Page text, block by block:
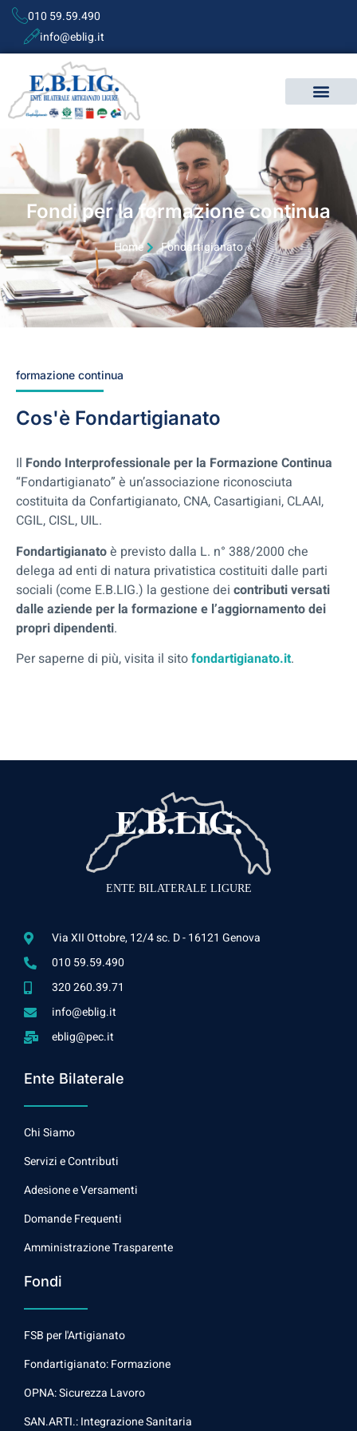
010 59.59.490
info@eblig.it
Fondi per la formazione continua
Home Fondartigianato
formazione continua
Cos'è Fondartigianato
Il Fondo Interprofessionale per la Formazione Continua
“Fondartigianato” è un’associazione riconosciuta
costituita da Confartigianato, CNA, Casartigiani, CLAAI,
CGIL, CISL, UIL.
Fondartigianatoè previsto dalla L. n° 388/2000 che
delega ad enti di natura privatistica costituiti dalle parti
sociali (come E.B.LIG.) la gestione dei contributi versati
dalle aziende per la formazione e l’aggiornamento dei
propri dipendenti.
Per saperne di più, visita il sitofondartigianato.it.
ENTE BILATERALE LIGURE
Via XII Ottobre, 12/4 sc. D - 16121 Genova
010 59.59.490
320 260.39.71
info@eblig.it
eblig@pec.it
Ente Bilaterale
Chi Siamo
Servizi e Contributi
Adesione e Versamenti
Domande Frequenti
Amministrazione Trasparente
Fondi
FSB per l'Artigianato
Fondartigianato: Formazione
OPNA: Sicurezza Lavoro
SAN.ARTI.: Integrazione Sanitaria